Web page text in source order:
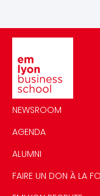
NEWSROOM
AGENDA
ALUMNI
FAIRE UN DON À LA